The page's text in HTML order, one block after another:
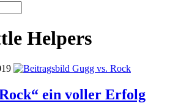
Helpers
ein voller Erfolg